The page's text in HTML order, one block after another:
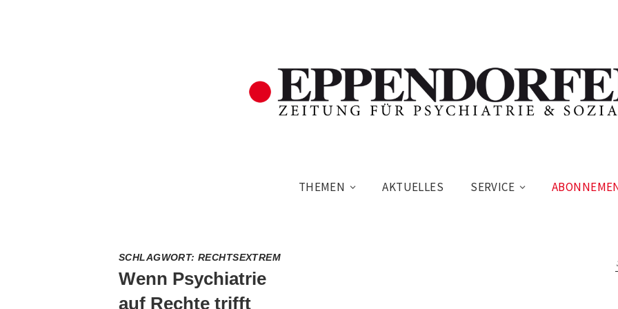
THEMEN AKTUELLES SERVICE
SCHLAGWORT:RECHTSEXTREM
Wenn Psychiatrie
auf Rechte trifft